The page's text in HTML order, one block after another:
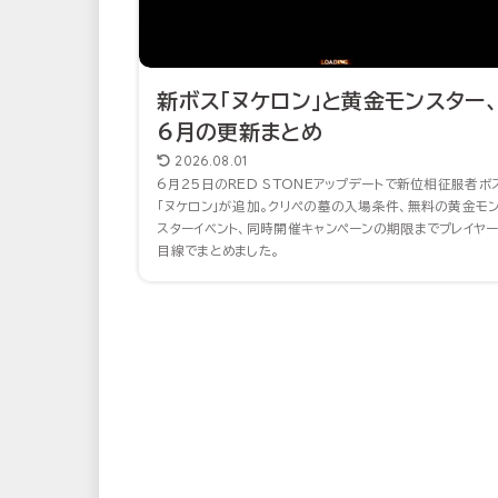
新ボス「ヌケロン」と黄金モンスター、
6月の更新まとめ
2026.08.01
6月25日のRED STONEアップデートで新位相征服者ボ
「ヌケロン」が追加。クリペの墓の入場条件、無料の黄金モン
スターイベント、同時開催キャンペーンの期限までプレイヤー
目線でまとめました。